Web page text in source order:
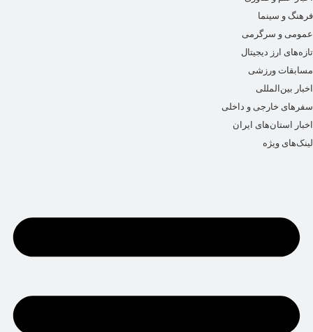
فرهنگ و سینما
عمومی و سرگرمی
تازه‌های ارز دیجیتال
مسابقات ورزشی
اخبار بین‌المللی
سفرهای خارجی و داخلی
اخبار استان‌های ایران
لینک‌های ویژه